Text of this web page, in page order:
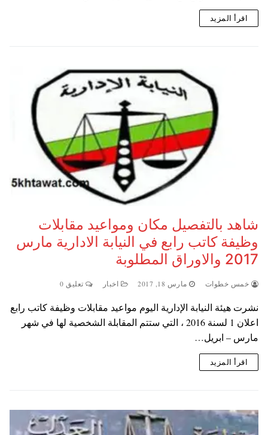
اقرأ المزيد
شاهد بالتفصيل مكان ومواعيد مقابلات
وظيفة كاتب رابع في النيابة الادارية مارس
2017 والاوراق المطلوبة
خمس خطوات مارس 18, 2017 اخبار تعليق 0
نشرت هيئة النيابة الإدارية اليوم مواعيد مقابلات وظيفة كاتب رابع
اعلان 1 لسنة 2016 ، التي ستتم المقابلة الشخصية لها في شهر
مارس – ابريل…
اقرأ المزيد